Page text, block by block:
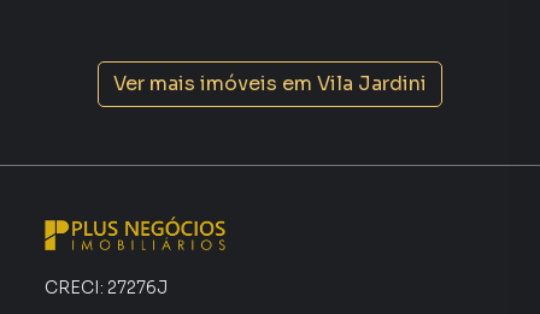
Ver mais imóveis em Vila Jardini
CRECI: 27276J